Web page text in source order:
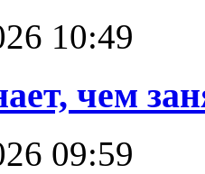
10:49
чем
09:59